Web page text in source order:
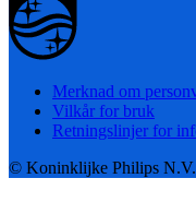
Merknad om
Vilkår for bruk
Retningslinjer for
© Koninklijke Philips